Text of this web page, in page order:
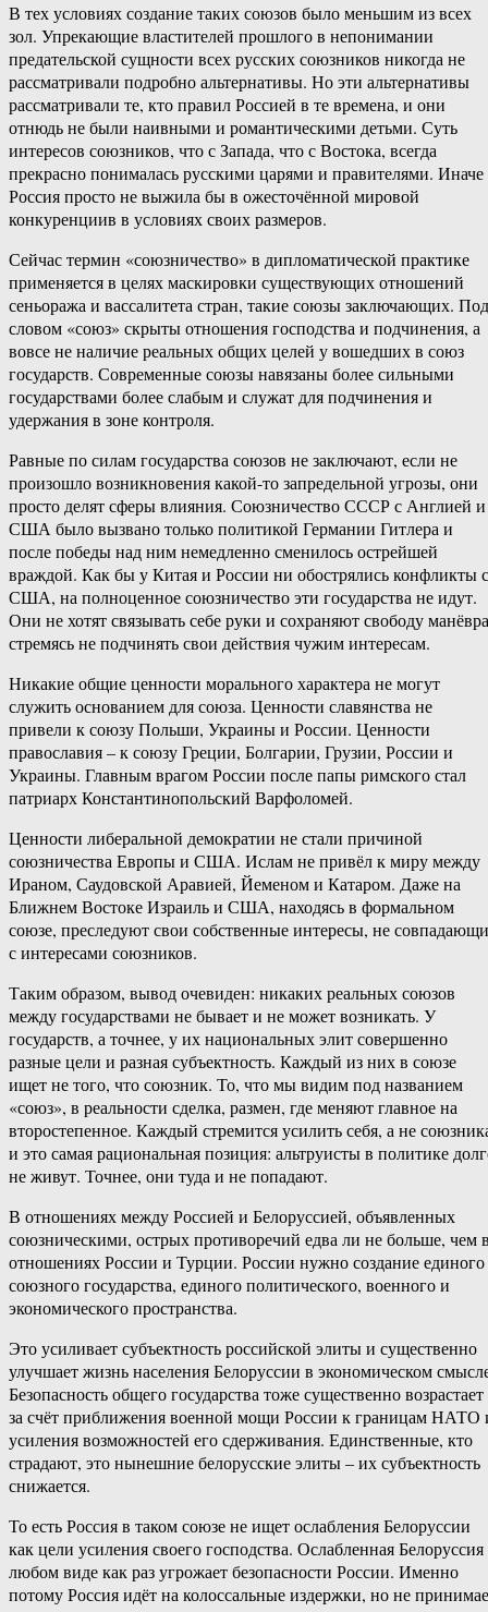
В тех условиях создание таких союзов было меньшим из всех
зол. Упрекающие властителей прошлого в непонимании
предательской сущности всех русских союзников никогда не
рассматривали подробно альтернативы. Но эти альтернативы
рассматривали те, кто правил Россией в те времена, и они
отнюдь не были наивными и романтическими детьми. Суть
интересов союзников, что с Запада, что с Востока, всегда
прекрасно понималась русскими царями и правителями. Иначе
Россия просто не выжила бы в ожесточённой мировой
конкуренциив в условиях своих размеров.
Сейчас термин «союзничество» в дипломатической практике
применяется в целях маскировки существующих отношений
сеньоража и вассалитета стран, такие союзы заключающих. Под
словом «союз» скрыты отношения господства и подчинения, а
вовсе не наличие реальных общих целей у вошедших в союз
государств. Современные союзы навязаны более сильными
государствами более слабым и служат для подчинения и
удержания в зоне контроля.
Равные по силам государства союзов не заключают, если не
произошло возникновения какой-то запредельной угрозы, они
просто делят сферы влияния. Союзничество СССР с Англией и
США было вызвано только политикой Германии Гитлера и
после победы над ним немедленно сменилось острейшей
враждой. Как бы у Китая и России ни обострялись конфликты с
США, на полноценное союзничество эти государства не идут.
Они не хотят связывать себе руки и сохраняют свободу
стремясь не подчинять свои действия чужим интересам.
Никакие общие ценности морального характера не могут
служить основанием для союза. Ценности славянства не
привели к союзу Польши, Украины и России. Ценности
православия – к союзу Греции, Болгарии, Грузии, России и
Украины. Главным врагом России после папы римского стал
патриарх Константинопольский Варфоломей.
Ценности либеральной демократии не стали причиной
союзничества Европы и США. Ислам не привёл к миру между
Ираном, Саудовской Аравией, Йеменом и Катаром. Даже на
Ближнем Востоке Израиль и США, находясь в формальном
союзе, преследуют свои собственные интересы, не
с интересами союзников.
Таким образом, вывод очевиден: никаких реальных союзов
между государствами не бывает и не может возникать. У
государств, а точнее, у их национальных элит совершенно
разные цели и разная субъектность. Каждый из них в союзе
ищет не того, что союзник. То, что мы видим под названием
«союз», в реальности сделка, размен, где меняют главное на
второстепенное. Каждый стремится усилить себя, а не
и это самая рациональная позиция: альтруисты в политике
не живут. Точнее, они туда и не попадают.
В отношениях между Россией и Белоруссией, объявленных
союзническими, острых противоречий едва ли не больше, чем
отношениях России и Турции. России нужно создание единого
союзного государства, единого политического, военного и
экономического пространства.
Это усиливает субъектность российской элиты и существенно
улучшает жизнь населения Белоруссии в экономическом
Безопасность общего государства тоже существенно возрастает
за счёт приближения военной мощи России к границам НАТО
усиления возможностей его сдерживания. Единственные, кто
страдают, это нынешние белорусские элиты – их субъектность
снижается.
То есть Россия в таком союзе не ищет ослабления Белоруссии
как цели усиления своего господства. Ослабленная Белоруссия
любом виде как раз угрожает безопасности России. Именно
потому Россия идёт на колоссальные издержки, но не